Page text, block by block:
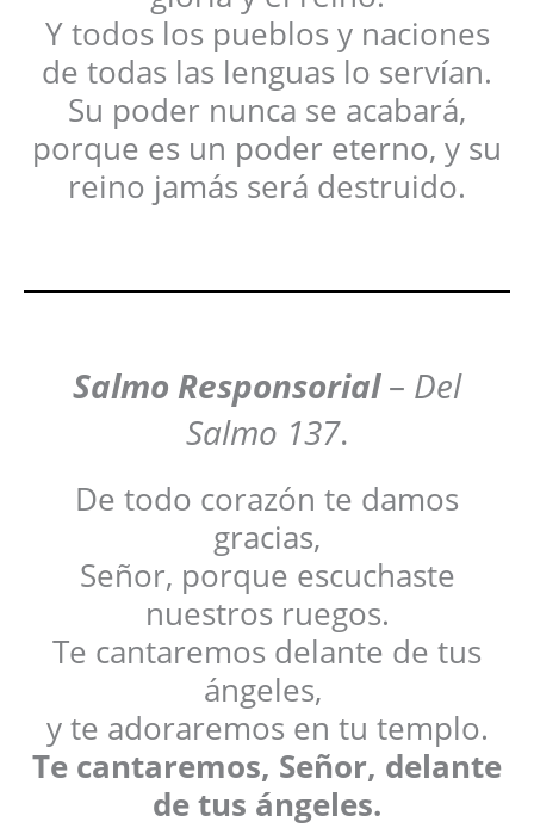
Y todos los pueblos y naciones
de todas las lenguas lo servían.
Su poder nunca se acabará,
porque es un poder eterno, y su
reino jamás será destruido.
Salmo Responsorial – Del
Salmo 137.
De todo corazón te damos
gracias,
Señor, porque escuchaste
nuestros ruegos.
Te cantaremos delante de tus
ángeles,
y te adoraremos en tu templo.
Te cantaremos, Señor, delante
de tus ángeles.